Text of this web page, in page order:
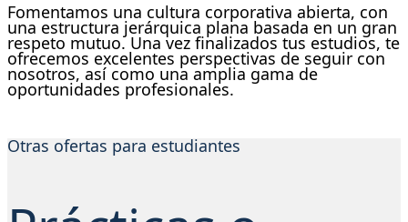
Fomentamos una cultura corporativa abierta, con
una estructura jerárquica plana basada en un gran
respeto mutuo. Una vez finalizados tus estudios, te
ofrecemos excelentes perspectivas de seguir con
nosotros, así como una amplia gama de
oportunidades profesionales.
Otras ofertas para estudiantes